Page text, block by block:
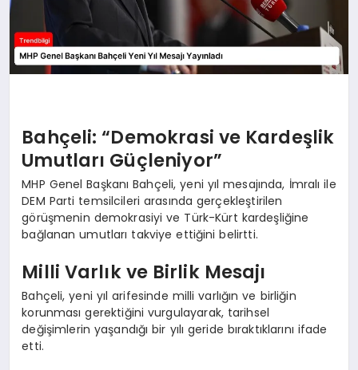
Bahçeli: “Demokrasi ve Kardeşlik
Umutları Güçleniyor”
MHP Genel Başkanı Bahçeli, yeni yıl mesajında, İmralı ile
DEM Parti temsilcileri arasında gerçekleştirilen
görüşmenin demokrasiyi ve Türk-Kürt kardeşliğine
bağlanan umutları takviye ettiğini belirtti.
Milli Varlık ve Birlik Mesajı
Bahçeli, yeni yıl arifesinde milli varlığın ve birliğin
korunması gerektiğini vurgulayarak, tarihsel
değişimlerin yaşandığı bir yılı geride bıraktıklarını ifade
etti.